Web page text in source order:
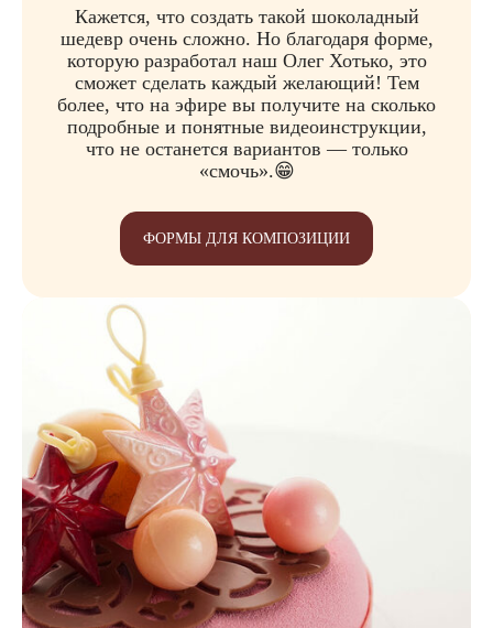
Кажется, что создать такой шоколадный
шедевр очень сложно. Но благодаря форме,
которую разработал наш Олег Хотько, это
сможет сделать каждый желающий! Тем
более, что на эфире вы получите на сколько
подробные и понятные видеоинструкции,
что не останется вариантов — только
«смочь».😁
ФОРМЫ ДЛЯ КОМПОЗИЦИИ